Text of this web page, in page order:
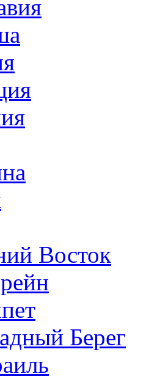
Восток
Берег